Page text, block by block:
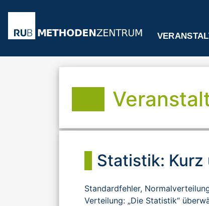
Statistik: Kurz
Standardfehler,
Verteilung: „Die Statistik“